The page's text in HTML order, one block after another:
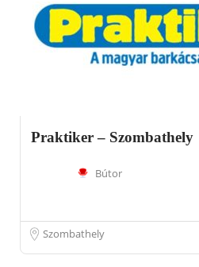
Praktiker – Szombathely
Bútor
Szombathely